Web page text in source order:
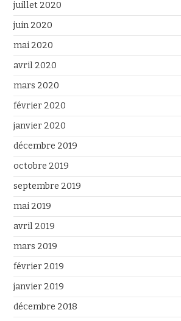
juillet 2020
juin 2020
mai 2020
avril 2020
mars 2020
février 2020
janvier 2020
décembre 2019
octobre 2019
septembre 2019
mai 2019
avril 2019
mars 2019
février 2019
janvier 2019
décembre 2018